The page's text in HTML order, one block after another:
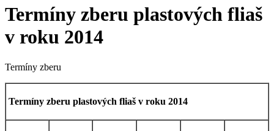
Termíny zberu plastových fliaš
v roku 2014
Termíny zberu
Termíny zberu plastových fliaš v roku 2014